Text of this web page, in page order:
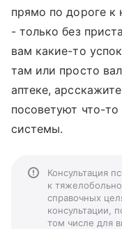
прямо по дороге к
- только без
вам какие-то
там или просто
аптеке,
посоветуют что-
системы.
Консультация
к
справочных
консультации,
том числе для